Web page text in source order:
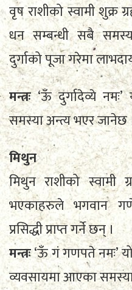
वृष राशीको स्वामी शुक्र
धन सम्बन्धी सबै
दुर्गाको पूजा गरेमा
मन्त्रः‘ऊँ दुर्गादेव्ये नमः’
समस्या अन्त्य भएर जानेछ
मिथुन
मिथुन राशीको
भएकाहरुले भगवान
प्रसिद्धी प्राप्त गर्ने छन् ।
मन्त्रः‘ऊँ गं गणपते नमः’
व्यवसायमा आएका